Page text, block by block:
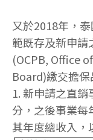
又於2018年，
範既存及新申請
(OCPB, Office
Board)繳交擔保
1. 新申請之直
分，之後事業每
其年度總收入，